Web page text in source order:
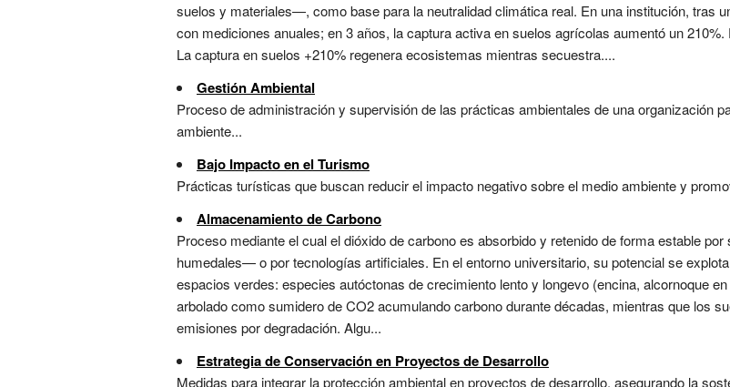
suelos y materiales—, como base para la neutralidad climática real. En una institución, tras
con mediciones anuales; en 3 años, la captura activa en suelos agrícolas aumentó un
La captura en suelos +210% regenera ecosistemas mientras secuestra....
Gestión Ambiental
Proceso de administración y supervisión de las prácticas ambientales de una organización
ambiente...
Bajo Impacto en el Turismo
Prácticas turísticas que buscan reducir el impacto negativo sobre el medio ambiente y
Almacenamiento de Carbono
Proceso mediante el cual el dióxido de carbono es absorbido y retenido de forma estable
humedales— o por tecnologías artificiales. En el entorno universitario, su potencial se
espacios verdes: especies autóctonas de crecimiento lento y longevo (encina, alcornoque
arbolado como sumidero de CO2 acumulando carbono durante décadas, mientras que los
emisiones por degradación. Algu...
Estrategia de Conservación en Proyectos de Desarrollo
Medidas para integrar la protección ambiental en proyectos de desarrollo, asegurando la